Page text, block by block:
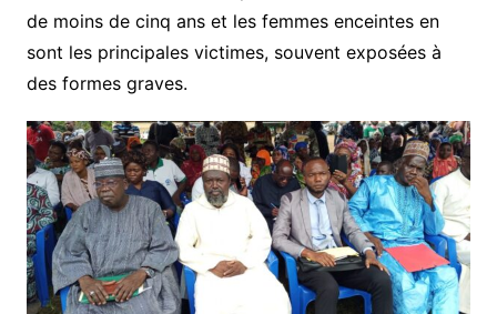
de moins de cinq ans et les femmes enceintes en
sont les principales victimes, souvent exposées à
des formes graves.